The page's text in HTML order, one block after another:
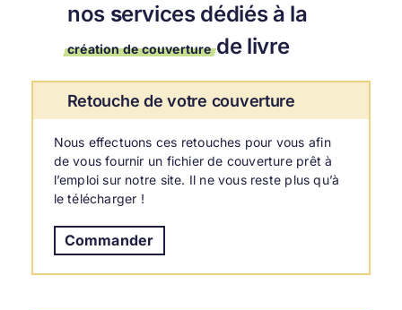
nos services dédiés à la
création de couverturede livre
Retouche de votre couverture
Nous effectuons ces retouches pour vous afin
de vous fournir un fichier de couverture prêt à
l’emploi sur notre site. Il ne vous reste plus qu’à
le télécharger !
Commander